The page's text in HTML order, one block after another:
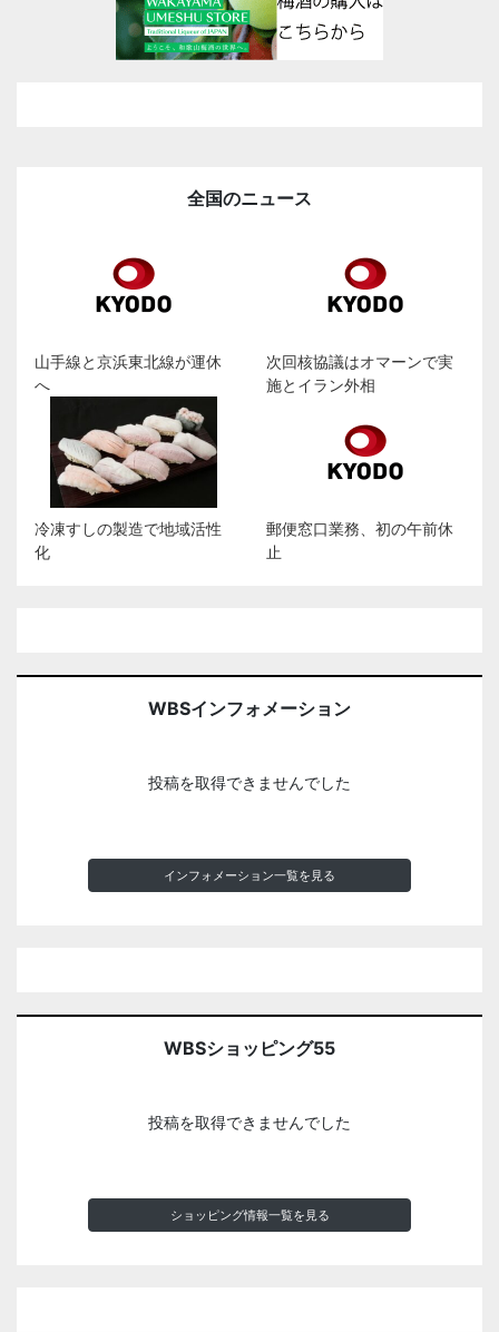
全国のニュース
山手線と京浜東北線が運休
へ
次回核協議はオマーンで実
施とイラン外相
冷凍すしの製造で地域活性
化
郵便窓口業務、初の午前休
止
WBSインフォメーション
投稿を取得できませんでした
インフォメーション一覧を見る
WBSショッピング55
投稿を取得できませんでした
ショッピング情報一覧を見る